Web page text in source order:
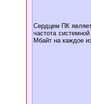
Сердцем ПК
частота
Мбайт на каждое